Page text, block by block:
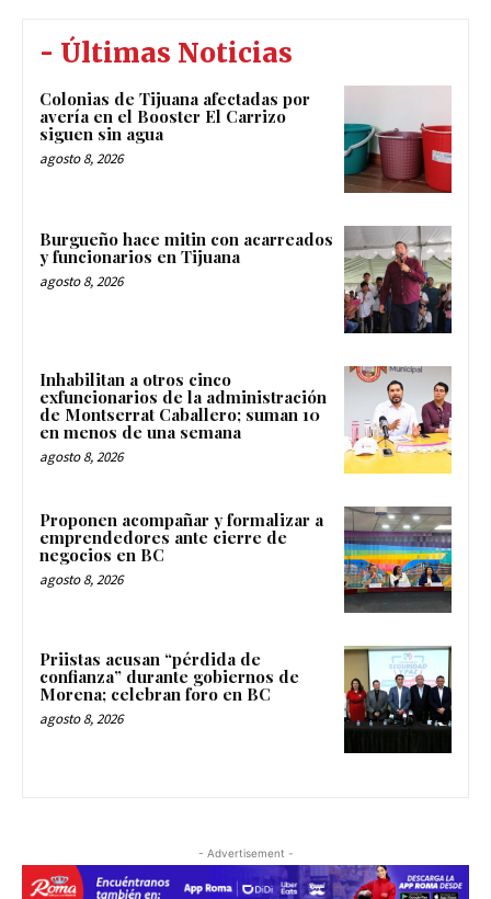
- Últimas Noticias
Colonias de Tijuana afectadas por
avería en el Booster El Carrizo
siguen sin agua
agosto 8, 2026
Burgueño hace mitin con acarreados
y funcionarios en Tijuana
agosto 8, 2026
Inhabilitan a otros cinco
exfuncionarios de la administración
de Montserrat Caballero; suman 10
en menos de una semana
agosto 8, 2026
Proponen acompañar y formalizar a
emprendedores ante cierre de
negocios en BC
agosto 8, 2026
Priistas acusan “pérdida de
confianza” durante gobiernos de
Morena; celebran foro en BC
agosto 8, 2026
- Advertisement -